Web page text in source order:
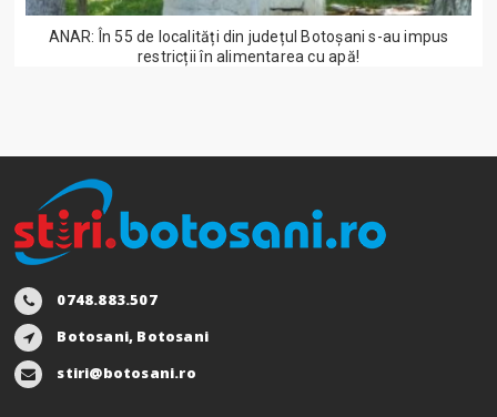
ANAR: În 55 de localități din județul Botoșani s-au impus
restricții în alimentarea cu apă!
0748.883.507
Botosani, Botosani
stiri@botosani.ro